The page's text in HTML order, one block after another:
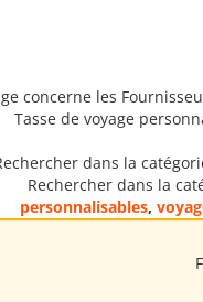
concerne les
Tasse de voyage
dans la
Rechercher dans la
personnalisables,